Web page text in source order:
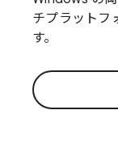
チプラットフ
す。